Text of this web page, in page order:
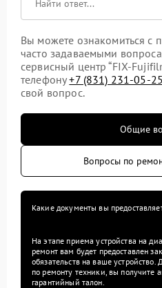
Вы можете ознакомиться с
часто задаваемыми
сервисный центр “FIX-
телефону+7 (831) 231-05-25
свой вопрос.
Общие
Вопросы по
Какие документы вы
На этапе приема устройства на
ремонт вам будет предоставлен
обязательств на ваше
по ремонту техники, вы получите
гарантийный талон.